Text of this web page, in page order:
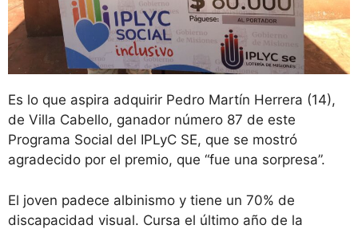
Es lo que aspira adquirir Pedro Martín Herrera (14),
de Villa Cabello, ganador número 87 de este
Programa Social del IPLyC SE, que se mostró
agradecido por el premio, que “fue una sorpresa”.
El joven padece albinismo y tiene un 70% de
discapacidad visual. Cursa el último año de la